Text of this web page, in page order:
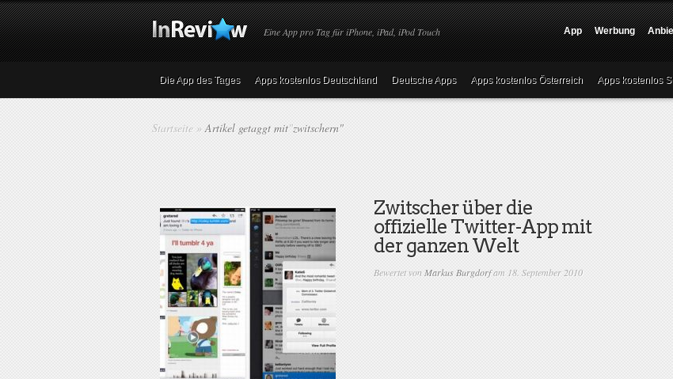
Eine App pro Tag für iPhone, iPad, iPod Touch App Werbung
Die App des Tages Apps kostenlos Deutschland Deutsche Apps Apps kostenlos Österreich Apps kostenlos
Startseite »Artikel getaggt mit"zwitschern"
Zwitscher über die
offizielle Twitter-App mit
der ganzen Welt
Bewertet von Markus Burgdorfam 18. September 2010